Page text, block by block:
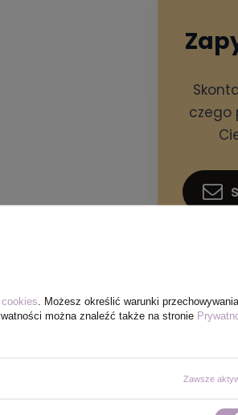
czego
. Możesz określić warunki
można znaleźć także na stronie
Zawsze